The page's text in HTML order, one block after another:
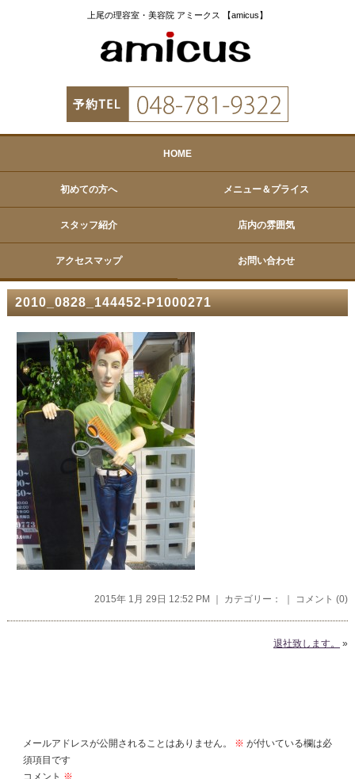
上尾の理容室・美容院 アミークス 【amicus】
HOME
初めての方へ メニュー＆プライス
スタッフ紹介 店内の雰囲気
アクセスマップ お問い合わせ
2010_0828_144452-P1000271
2015年 1月 29日 12:52 PM ｜ カテゴリー： ｜ コメント (0)
退社致します。 »
メールアドレスが公開されることはありません。 ※ が付いている欄は必
須項目です
コメント ※